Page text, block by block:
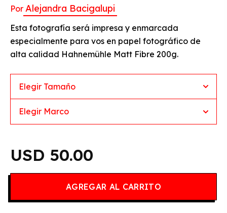
Por Alejandra Bacigalupi
Esta fotografía será impresa y enmarcada
especialmente para vos en papel fotográfico de
alta calidad Hahnemühle Matt Fibre 200g.
50.00